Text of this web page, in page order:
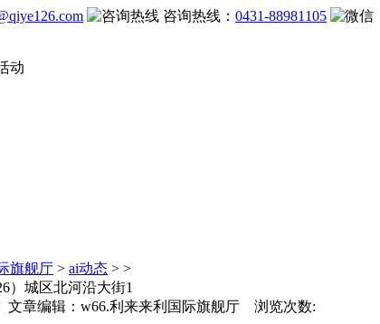
咨询热线： 0431-88981105
动
旗舰厅 > ai动态 > >
）城区北河沿大街1
文章编辑：w66.利来来利国际旗舰厅 浏览次数: